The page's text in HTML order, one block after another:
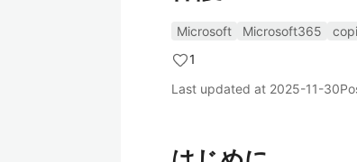
Microsoft Microsoft365
1
Last updated at 2025-11-30